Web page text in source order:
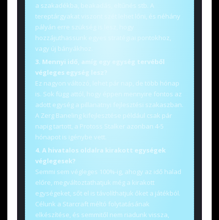
a szakadékba, beakadás, eltűnés stb. A
tereptárgyakat viszont szét lehet lőni, és néhány
pályán erre szükség is lesz, hogy
hozzájuthassunk egyes stratégiai pontokhoz,
vagy új bányákhoz.
3. Mennyi idő, amíg egy egység tervéből
végleges egység lesz?
Ez nagyon változó, lehet pár nap, de több hónap
is. Sok függ attól, hogy éppen mennyire fontos az
adott egység a pillanatnyi fejlesztési szakaszban.
A Zerg Baneling kifejlesztése például csak pár
napig tartott, a Protoss Stalker azonban 4-5
hónapot is igénybe vett.
4. A hivatalos oldalra kirakott egységek
véglegesek?
Semmi sem végleges 100%-ig, ahogy az idő halad
előre, megváltoztathatjuk még a kirakott
egységeket, sőt el is távolíthatjuk őket a játékból.
Célunk a Starcraft méltó folytatásának
elkészítése, és semmitől nem riadunk vissza,